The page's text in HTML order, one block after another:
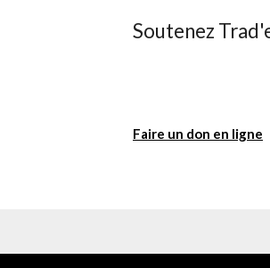
Soutenez
Faire un don en ligne